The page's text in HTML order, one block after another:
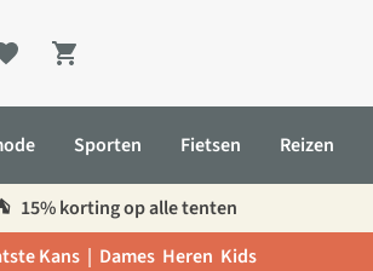
Shopping cart
Sporten Fietsen Reizen
15% korting op alle tenten
Kans | Dames Heren Kids